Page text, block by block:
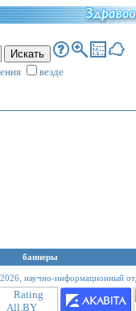
везде
баннеры
научно-информационный